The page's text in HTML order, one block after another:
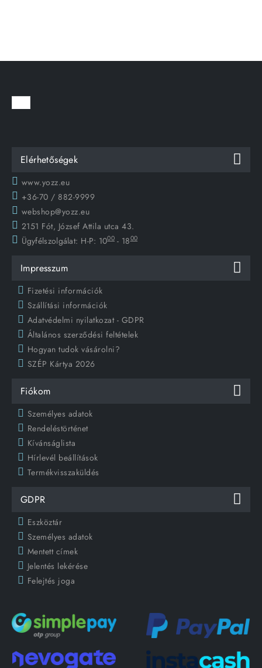
Elérhetőségek
www.yozz.eu
+36-70 / 882-9999
webshop@yozz.eu
2151 Fót, József Attila utca 43.
Ügyfélszolgálat: H-P: 1000 - 1800
Impresszum
Fizetési információk
Szállítási információk
Adatvédelmi nyilatkozat - GDPR
Általános szerződési feltételek
Hogyan tudok vásárolni?
SZÉP Kártya 2026
Fiókom
Személyes adatok
Rendeléstörténet
Kívánságlista
Hírlevél beállítások
Termékvisszaküldés
GDPR
Eszköztár
Személyes adatok
Mentett címek
Jelentés lekérése
Felejtés joga